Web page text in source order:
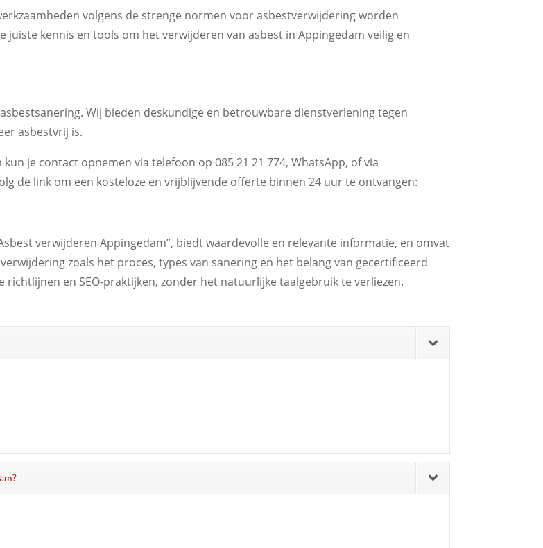
volgens de strenge normen voor asbestverwijdering worden
kennis en tools om het verwijderen van asbest in Appingedam veilig en
Wij bieden deskundige en betrouwbare dienstverlening tegen
asbestvrij is.
je contact opnemen via telefoon op 085 21 21 774, WhatsApp, of via
de link om een kosteloze en vrijblijvende offerte binnen 24 uur te ontvangen:
verwijderen Appingedam”, biedt waardevolle en relevante informatie, en omvat
zoals het proces, types van sanering en het belang van gecertificeerd
en SEO-praktijken, zonder het natuurlijke taalgebruik te verliezen.